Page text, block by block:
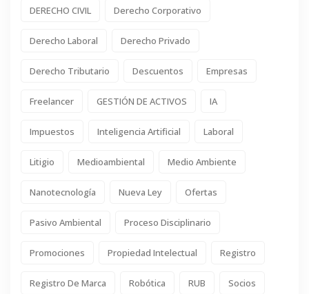
DERECHO CIVIL Derecho Corporativo
Derecho Laboral Derecho Privado
Derecho Tributario Descuentos Empresas
Freelancer GESTIÓN DE ACTIVOS IA
Impuestos Inteligencia Artificial Laboral
Litigio Medioambiental Medio Ambiente
Nanotecnología Nueva Ley Ofertas
Pasivo Ambiental Proceso Disciplinario
Promociones Propiedad Intelectual Registro
Registro De Marca Robótica RUB Socios